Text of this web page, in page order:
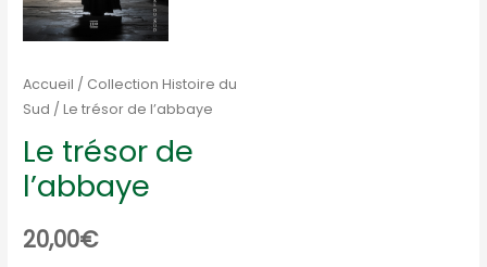
Accueil / Collection Histoire du
Sud / Le trésor de l’abbaye
Le trésor de
l’abbaye
20,00€